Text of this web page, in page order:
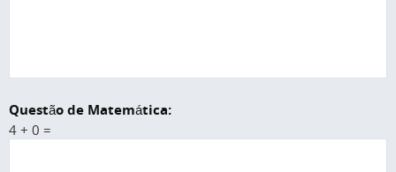
Questão de Matemática:
4 + 0 =